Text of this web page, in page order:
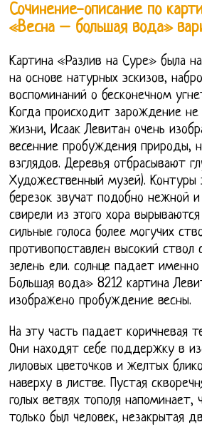
Сочинение-описание по
«Весна – большая вода»
Картина «Разлив на Суре» была
на основе натурных эскизов,
воспоминаний о бесконечном
Когда происходит зарождение не
жизни, Исаак Левитан очень
весенние пробуждения природы,
взглядов. Деревья отбрасывают
Художественный музей). Контуры
березок звучат подобно нежной
свирели из этого хора
сильные голоса более могучих
противопоставлен высокий ствол
зелень ели. солнце падает
Большая вода» 8212 картина
изображено пробуждение весны.
На эту часть падает коричневая
Они находят себе поддержку в
лиловых цветочков и желтых
наверху в листве. Пустая
голых ветвях тополя напоминает,
только был человек, незакрытая